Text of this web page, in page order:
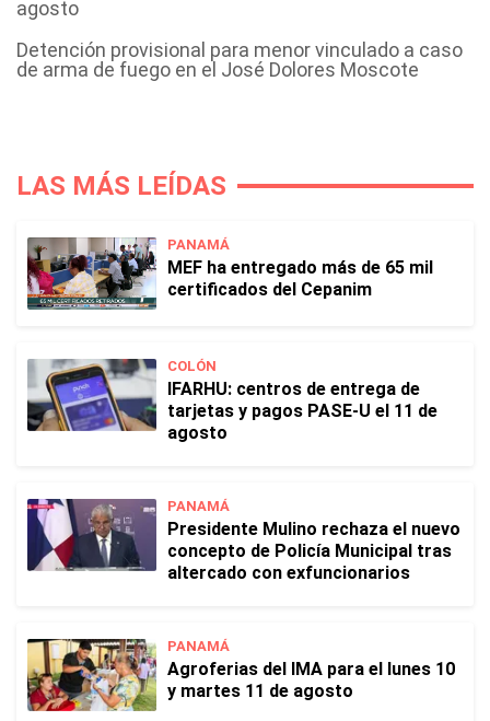
agosto
Detención provisional para menor vinculado a caso
de arma de fuego en el José Dolores Moscote
LAS MÁS LEÍDAS
PANAMÁ
MEF ha entregado más de 65 mil
certificados del Cepanim
COLÓN
IFARHU: centros de entrega de
tarjetas y pagos PASE-U el 11 de
agosto
PANAMÁ
Presidente Mulino rechaza el nuevo
concepto de Policía Municipal tras
altercado con exfuncionarios
PANAMÁ
Agroferias del IMA para el lunes 10
y martes 11 de agosto